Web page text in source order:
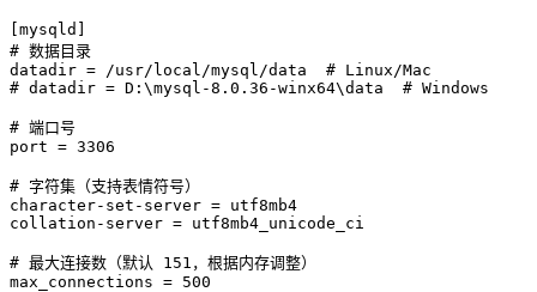
[mysqld]
# 数据目录
datadir = /usr/local/mysql/data # Linux/Mac
# datadir = D:\mysql-8.0.36-winx64\data  # Windows
# 端口号
port = 3306
# 字符集（支持表情符号）
character-set-server
collation-server = utf8mb4_unicode_ci
# 最大连接数（默认 151，根据内存调整）
max_connections = 500